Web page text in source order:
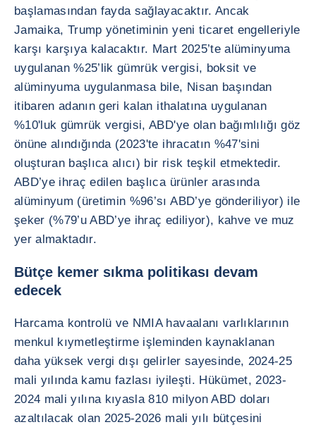
başlamasından fayda sağlayacaktır. Ancak
Jamaika, Trump yönetiminin yeni ticaret engelleriyle
karşı karşıya kalacaktır. Mart 2025’te alüminyuma
uygulanan %25’lik gümrük vergisi, boksit ve
alüminyuma uygulanmasa bile, Nisan başından
itibaren adanın geri kalan ithalatına uygulanan
%10'luk gümrük vergisi, ABD'ye olan bağımlılığı göz
önüne alındığında (2023'te ihracatın %47'sini
oluşturan başlıca alıcı) bir risk teşkil etmektedir.
ABD’ye ihraç edilen başlıca ürünler arasında
alüminyum (üretimin %96’sı ABD’ye gönderiliyor) ile
şeker (%79’u ABD’ye ihraç ediliyor), kahve ve muz
yer almaktadır.
Bütçe kemer sıkma politikası devam
edecek
Harcama kontrolü ve NMIA havaalanı varlıklarının
menkul kıymetleştirme işleminden kaynaklanan
daha yüksek vergi dışı gelirler sayesinde, 2024-25
mali yılında kamu fazlası iyileşti. Hükümet, 2023-
2024 mali yılına kıyasla 810 milyon ABD doları
azaltılacak olan 2025-2026 mali yılı bütçesini